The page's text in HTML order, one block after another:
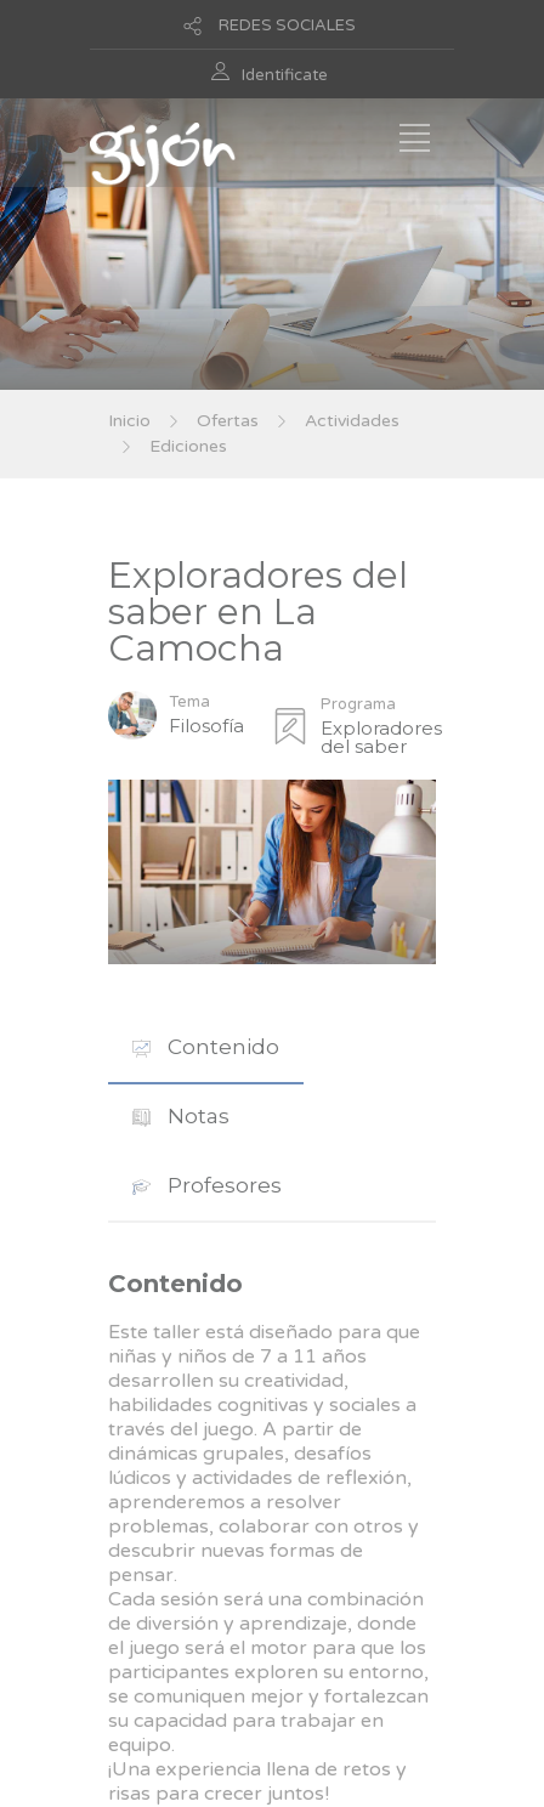
REDES SOCIALES
Identificate
Inicio Ofertas
Actividades
Ediciones
Exploradores del
saber en La
Camocha
Tema
Filosofía
Programa
Exploradores
del saber
Contenido
Notas
Profesores
Contenido
Este taller está diseñado para que
niñas y niños de 7 a 11 años
desarrollen su creatividad,
habilidades cognitivas y sociales a
través del juego. A partir de
dinámicas grupales, desafíos
lúdicos y actividades de reflexión,
aprenderemos a resolver
problemas, colaborar con otros y
descubrir nuevas formas de
pensar.
Cada sesión será una combinación
de diversión y aprendizaje, donde
el juego será el motor para que los
participantes exploren su entorno,
se comuniquen mejor y fortalezcan
su capacidad para trabajar en
equipo.
¡Una experiencia llena de retos y
risas para crecer juntos!